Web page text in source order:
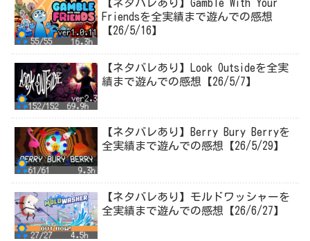
【ネタバレあり】Gamble With Your
Friendsを全実績まで遊んでの感想
【26/5/16】
【ネタバレあり】Look Outsideを全実
績まで遊んでの感想【26/5/7】
【ネタバレあり】Berry Bury Berryを
全実績まで遊んでの感想【26/5/29】
【ネタバレあり】モルドワッシャーを
全実績まで遊んでの感想【26/6/27】